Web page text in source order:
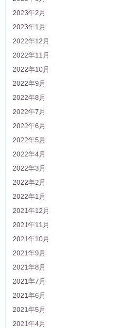
2023年2月
2023年1月
2022年12月
2022年11月
2022年10月
2022年9月
2022年8月
2022年7月
2022年6月
2022年5月
2022年4月
2022年3月
2022年2月
2022年1月
2021年12月
2021年11月
2021年10月
2021年9月
2021年8月
2021年7月
2021年6月
2021年5月
2021年4月